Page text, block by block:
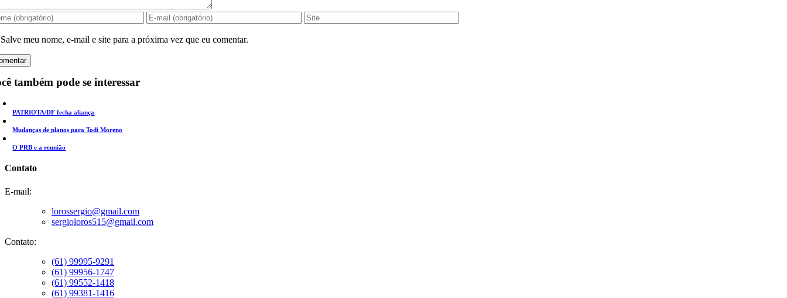
Salve meu nome, e-mail e site para a próxima vez que eu comentar.
também pode se interessar
PATRIOTA/DF fecha aliança
Mudanças de planos para Todi Moreno
O PRB e a reunião
Contato
E-mail:
lorossergio@gmail.com
sergioloros515@gmail.com
Contato:
(61) 99995-9291
(61) 99956-1747
(61) 99552-1418
(61) 99381-1416